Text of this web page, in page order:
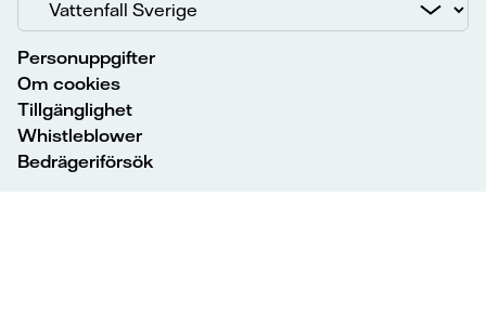
Personuppgifter
Om cookies
Tillgänglighet
Whistleblower
Bedrägeriförsök